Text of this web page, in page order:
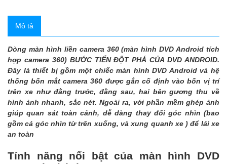
Mô tả
Dòng màn hình liền camera 360 (màn hình DVD Android tích
hợp camera 360) BƯỚC TIẾN ĐỘT PHÁ CỦA DVD ANDROID.
Đây là thiết bị gồm một chiếc màn hình DVD Android và hệ
thống bốn mắt camera 360 được gắn cố định vào bốn vị trí
trên xe như đằng trước, đằng sau, hai bên gương thu về
hình ảnh nhanh, sắc nét. Ngoài ra, với phần mềm ghép ảnh
giúp quan sát toàn cảnh, dễ dàng thay đổi góc nhìn (bao
gồm cả góc nhìn từ trên xuống, và xung quanh xe ) để lái xe
an toàn
Tính năng nổi bật của màn hình DVD